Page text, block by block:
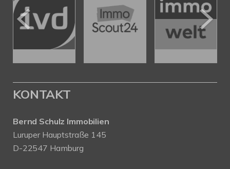
KONTAKT
Bernd Schulz Immobilien
Luruper Hauptstraße 145
D-22547 Hamburg